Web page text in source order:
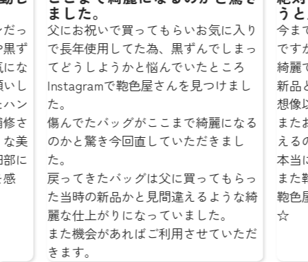
ました。
父にお祝いで買ってもらいお気に入り
で長年使用してた為、黒ずんでしまっ
てどうしようかと悩んでいたところ
Instagramで鞄色屋さんを見つけまし
た。
傷んでたバッグがここまで綺麗になる
のかと驚き今回直していただきまし
た。
戻ってきたバッグは父に買ってもらっ
た当時の新品かと見間違えるような綺
麗な仕上がりになっていました。
また機会があればご利用させていただ
きます。
うと思
今までも鞄
ですが、ど
綺麗でび
新品と変
想像以上
またお気に
えるのが本
本当にあ
また鞄の修
鞄色屋さん